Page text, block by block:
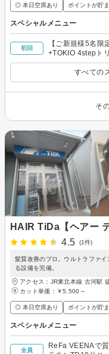
◎ 本日空席あり ポイントが貯
スペシャルメニュー
初回
【ご新規様5名限
+TOKIO 4stepト
すべての
そ
HAIR TiDa【ヘアー
4.5
(1件)
髪質改善のプロ。ウルトラファ
る設備を完備。
アクセス：JR東北本線 古河駅
カット単価： ￥5,500～
◎ 本日空席あり ポイントが貯
スペシャルメニュー
全員
ReFa VEENAで